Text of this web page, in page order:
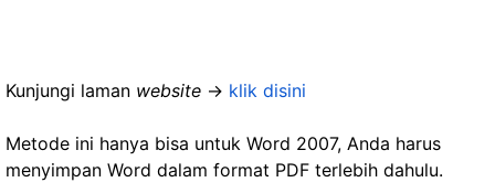
Kunjungi laman website -> klik disini
Metode ini hanya bisa untuk Word 2007, Anda harus
menyimpan Word dalam format PDF terlebih dahulu.